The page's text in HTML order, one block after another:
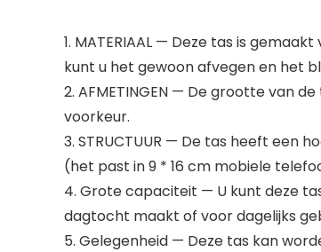
1. MATERIAAL — Deze tas is
kunt u het gewoon afvegen en het
2. AFMETINGEN — De grootte van
voorkeur.
3. STRUCTUUR — De tas heeft een
(het past in 9 * 16 cm mobiele
4. Grote capaciteit — U kunt deze
dagtocht maakt of voor dagelijks
5. Gelegenheid — Deze tas kan